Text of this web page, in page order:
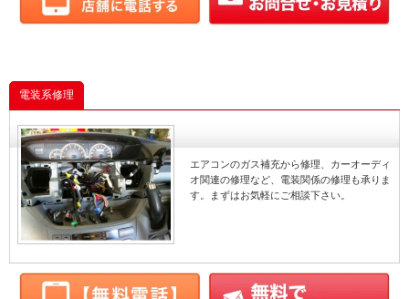
電装系修理
エアコンのガス補充から修理、カーオーディ
オ関連の修理など、電装関係の修理も承りま
す。まずはお気軽にご相談下さい。